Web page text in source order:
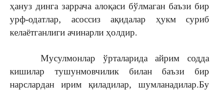
ҳануз динга заррача алоқаси бўлмаган баъзи бир
урф-одатлар, асоссиз ақидалар ҳукм суриб
келаётганлиги ачинарли ҳолдир.
Мусулмонлар ўрталарида айрим содда
кишилар тушунмовчилик билан баъзи бир
нарслардан ирим қиладилар, шумланадилар.Бу